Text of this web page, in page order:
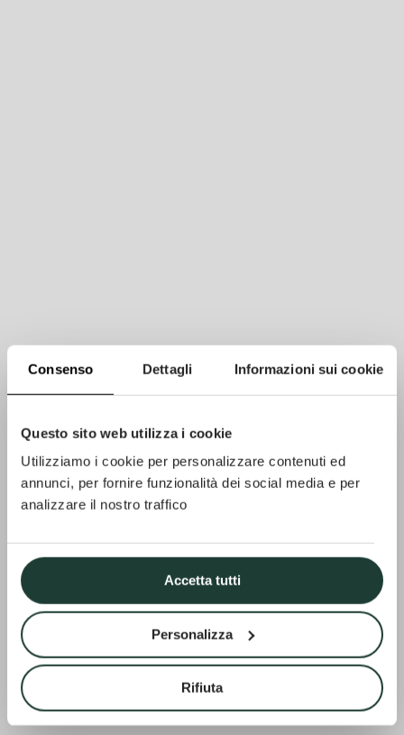
Consenso Dettagli Informazioni sui cookie
Questo sito web utilizza i cookie
Utilizziamo i cookie per personalizzare contenuti ed
annunci, per fornire funzionalità dei social media e per
analizzare il nostro traffico
Accetta tutti
Personalizza
Rifiuta
Villa
Delicato